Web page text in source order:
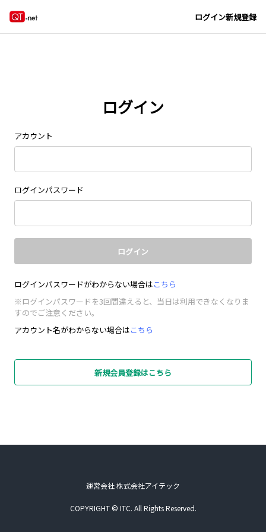
ログイン新規登録
ログイン
アカウント
ログインパスワード
ログイン
ログインパスワードがわからない場合はこちら
※ログインパスワードを3回間違えると、当日は利用できなくなりま
すのでご注意ください。
アカウント名がわからない場合はこちら
新規会員登録はこちら
運営会社 株式会社アイテック
COPYRIGHT © ITC. All Rights Reserved.